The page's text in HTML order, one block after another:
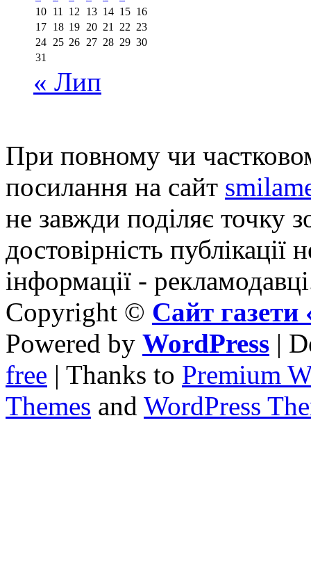
10 11 12 13 14 15 16
17 18 19 20 21 22 23
24 25 26 27 28 29 30
31
« Лип
При повному чи
посилання на сайт
не завжди поділяє точку
достовірність публікації
інформації -
Copyright © Сайт
Powered by WordPress |
free | Thanks to Premium
Themes and WordPress